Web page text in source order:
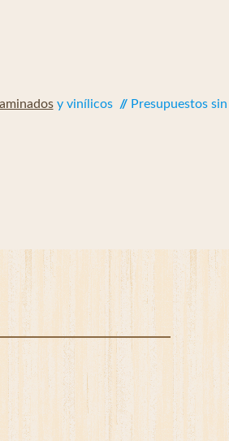
laminadosy vinílicos //Presupuestos sin